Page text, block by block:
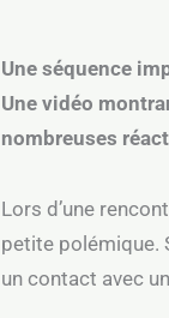
Une séquence
Une vidéo
nombreuses
Lors d’une
petite polémique.
un contact avec